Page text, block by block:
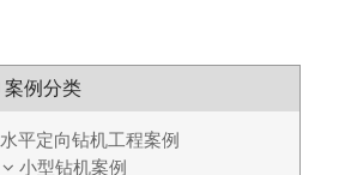
案例分类
水平定向钻机工程案例
小型钻机案例